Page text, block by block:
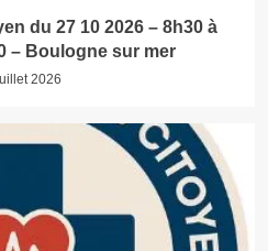
du 27 10 2026 – 8h30 à
– Boulogne sur mer
2026